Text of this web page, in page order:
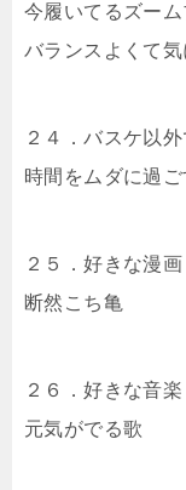
今履いてるズー
バランスよくて
２４．バスケ以
時間をムダに過ご
２５．好きな漫画
断然こち亀
２６．好きな音
元気がでる歌